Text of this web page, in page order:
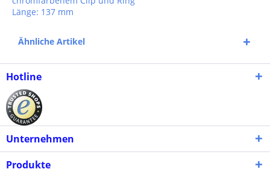
Länge: 137 mm
Ähnliche Artikel
Hotline
Unternehmen
Produkte